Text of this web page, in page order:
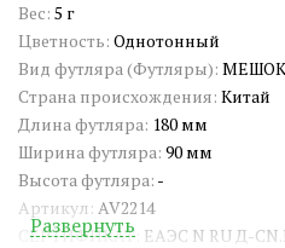
Вес: 5 г
Цветность: Однотонный
Вид футляра (Футляры):
Страна происхождения: Китай
Длина футляра: 180 мм
Ширина футляра: 90 мм
Высота футляра: -
Артикул: AV2214
СЕРТИФИКАТ: ЕАЭС N RU Д-
Развернуть